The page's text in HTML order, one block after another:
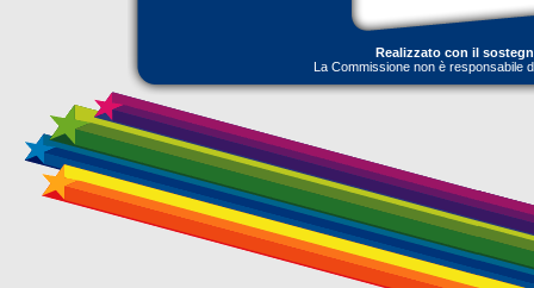
Realizzato con il
La Commissione non è responsabile